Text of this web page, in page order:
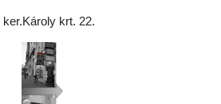
ker.Károly krt. 22.